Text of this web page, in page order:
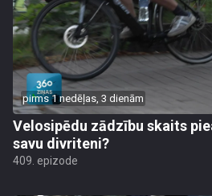
pirms 1 nedēļas, 3 dienām
Velosipēdu zādzību skaits
savu divriteni?
409. epizode